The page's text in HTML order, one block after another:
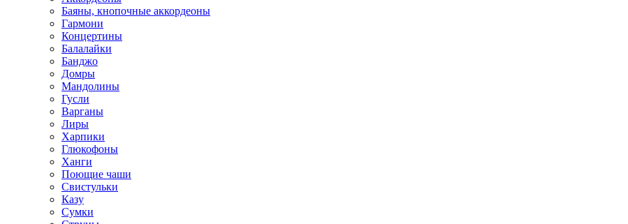
Баяны, кнопочные аккордеоны
Гармони
Концертины
Балалайки
Банджо
Домры
Мандолины
Гусли
Варганы
Лиры
Харпики
Глюкофоны
Ханги
Поющие чаши
Свистульки
Казу
Сумки